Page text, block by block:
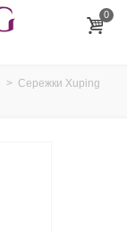
0
> Сережки Xuping